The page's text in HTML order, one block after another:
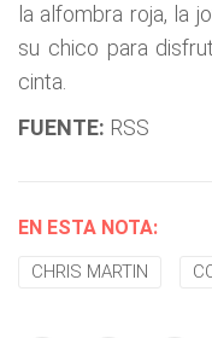
la alfombra roja, la
su chico para
cinta.
FUENTE: RSS
EN ESTA NOTA:
CHRIS MARTIN